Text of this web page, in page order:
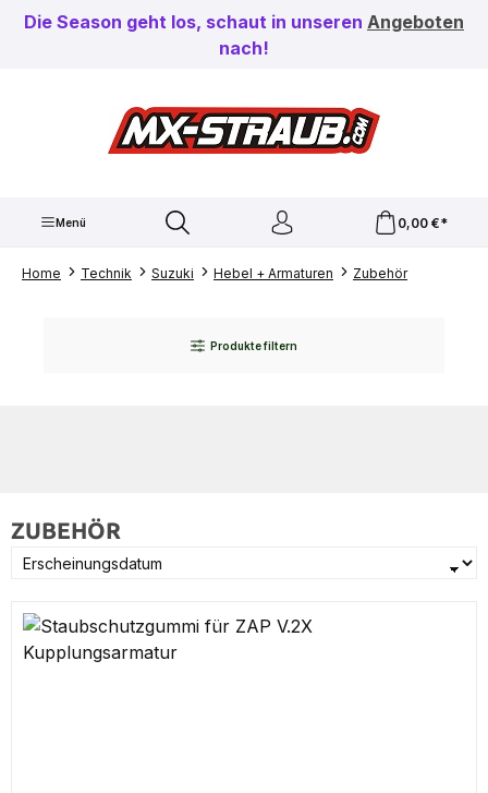
Zum Hauptinhalt springen
Die Season geht los, schaut in unseren Angeboten
nach!
Menü 0,00 €*
Home Technik Suzuki Hebel + Armaturen Zubehör
Produkte filtern
ZUBEHÖR